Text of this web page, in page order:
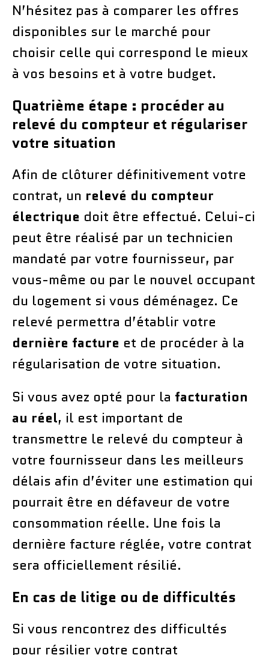
N’hésitez pas à comparer les offres
disponibles sur le marché pour
choisir celle qui correspond le mieux
à vos besoins et à votre budget.
Quatrième étape : procéder au
relevé du compteur et régulariser
votre situation
Afin de clôturer définitivement votre
contrat, un relevé du compteur
électrique doit être effectué. Celui-ci
peut être réalisé par un technicien
mandaté par votre fournisseur, par
vous-même ou par le nouvel occupant
du logement si vous déménagez. Ce
relevé permettra d’établir votre
dernière facture et de procéder à la
régularisation de votre situation.
Si vous avez opté pour la facturation
au réel, il est important de
transmettre le relevé du compteur à
votre fournisseur dans les meilleurs
délais afin d’éviter une estimation qui
pourrait être en défaveur de votre
consommation réelle. Une fois la
dernière facture réglée, votre contrat
sera officiellement résilié.
En cas de litige ou de difficultés
Si vous rencontrez des difficultés
pour résilier votre contrat